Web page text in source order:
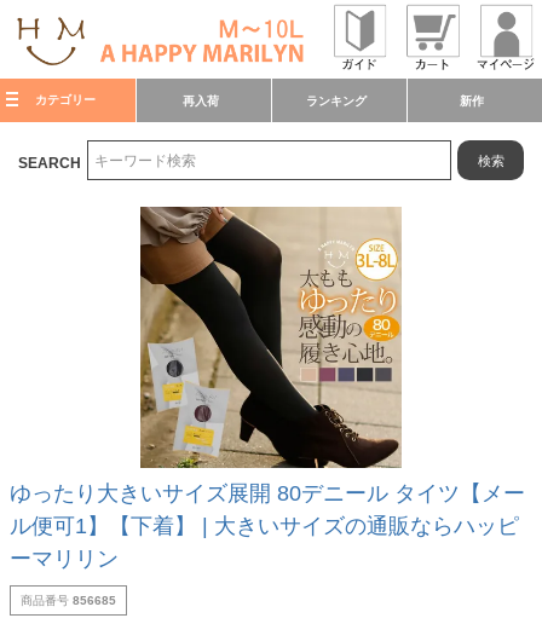
カテゴリー 再入荷 ランキング 新作
SEARCH 検索
ゆったり大きいサイズ展開 80デニール タイツ【メー
ル便可1】【下着】 | 大きいサイズの通販ならハッピ
ーマリリン
商品番号 856685